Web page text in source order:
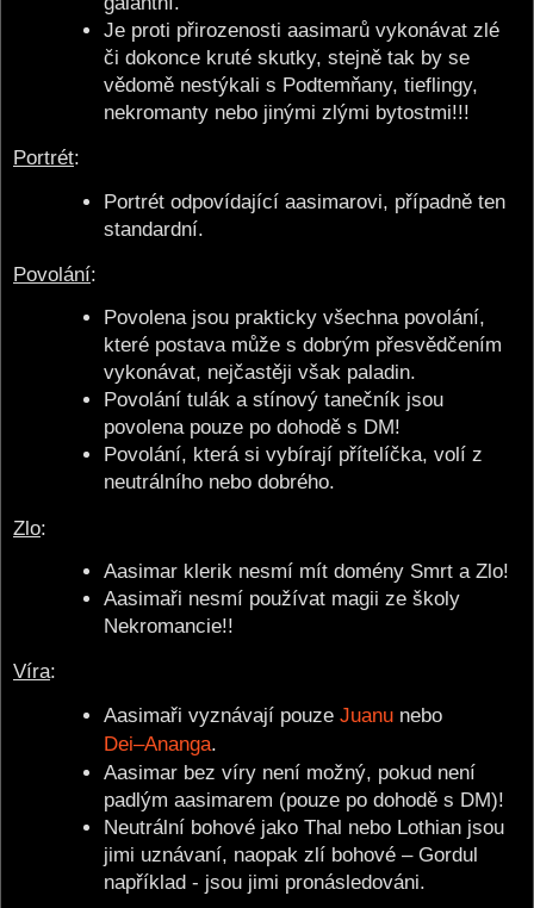
Je proti přirozenosti aasimarů vykonávat zlé
či dokonce kruté skutky, stejně tak by se
vědomě nestýkali s Podtemňany, tieflingy,
nekromanty nebo jinými zlými bytostmi!!!
Portrét:
Portrét odpovídající aasimarovi, případně ten
standardní.
Povolání:
Povolena jsou prakticky všechna povolání,
které postava může s dobrým přesvědčením
vykonávat, nejčastěji však paladin.
Povolání tulák a stínový tanečník jsou
povolena pouze po dohodě s DM!
Povolání, která si vybírají přítelíčka, volí z
neutrálního nebo dobrého.
Zlo:
Aasimar klerik nesmí mít domény Smrt a Zlo!
Aasimaři nesmí používat magii ze školy
Nekromancie!!
Víra:
Aasimaři vyznávají pouzeJuanu nebo
Dei–Ananga.
Aasimar bez víry není možný, pokud není
padlým aasimarem (pouze po dohodě s DM)!
Neutrální bohové jako Thal nebo Lothian jsou
jimi uznávaní, naopak zlí bohové – Gordul
například - jsou jimi pronásledováni.